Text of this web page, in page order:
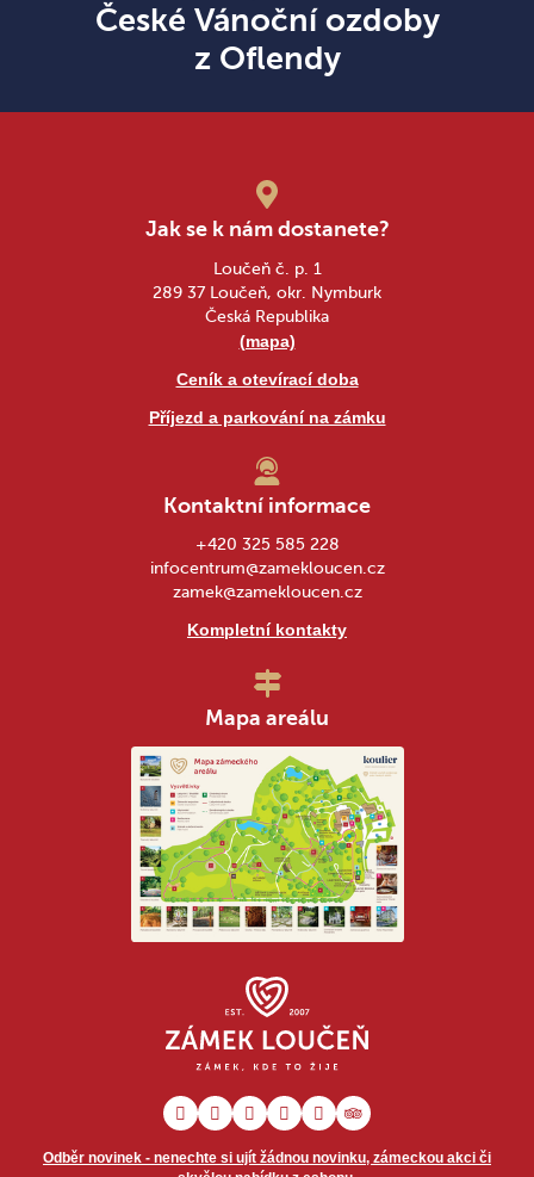
České Vánoční ozdoby
z Oflendy
Jak se k nám dostanete?
Loučeň č. p. 1
289 37 Loučeň, okr. Nymburk
Česká Republika
(mapa)
Ceník a otevírací doba
Příjezd a parkování na zámku
Odběr novinek - nenechte si ujít žádnou novinku, zámeckou akci či
Kontaktní informace
+420 325 585 228
infocentrum@zamekloucen.cz
zamek@zamekloucen.cz
Kompletní kontakty
Mapa areálu